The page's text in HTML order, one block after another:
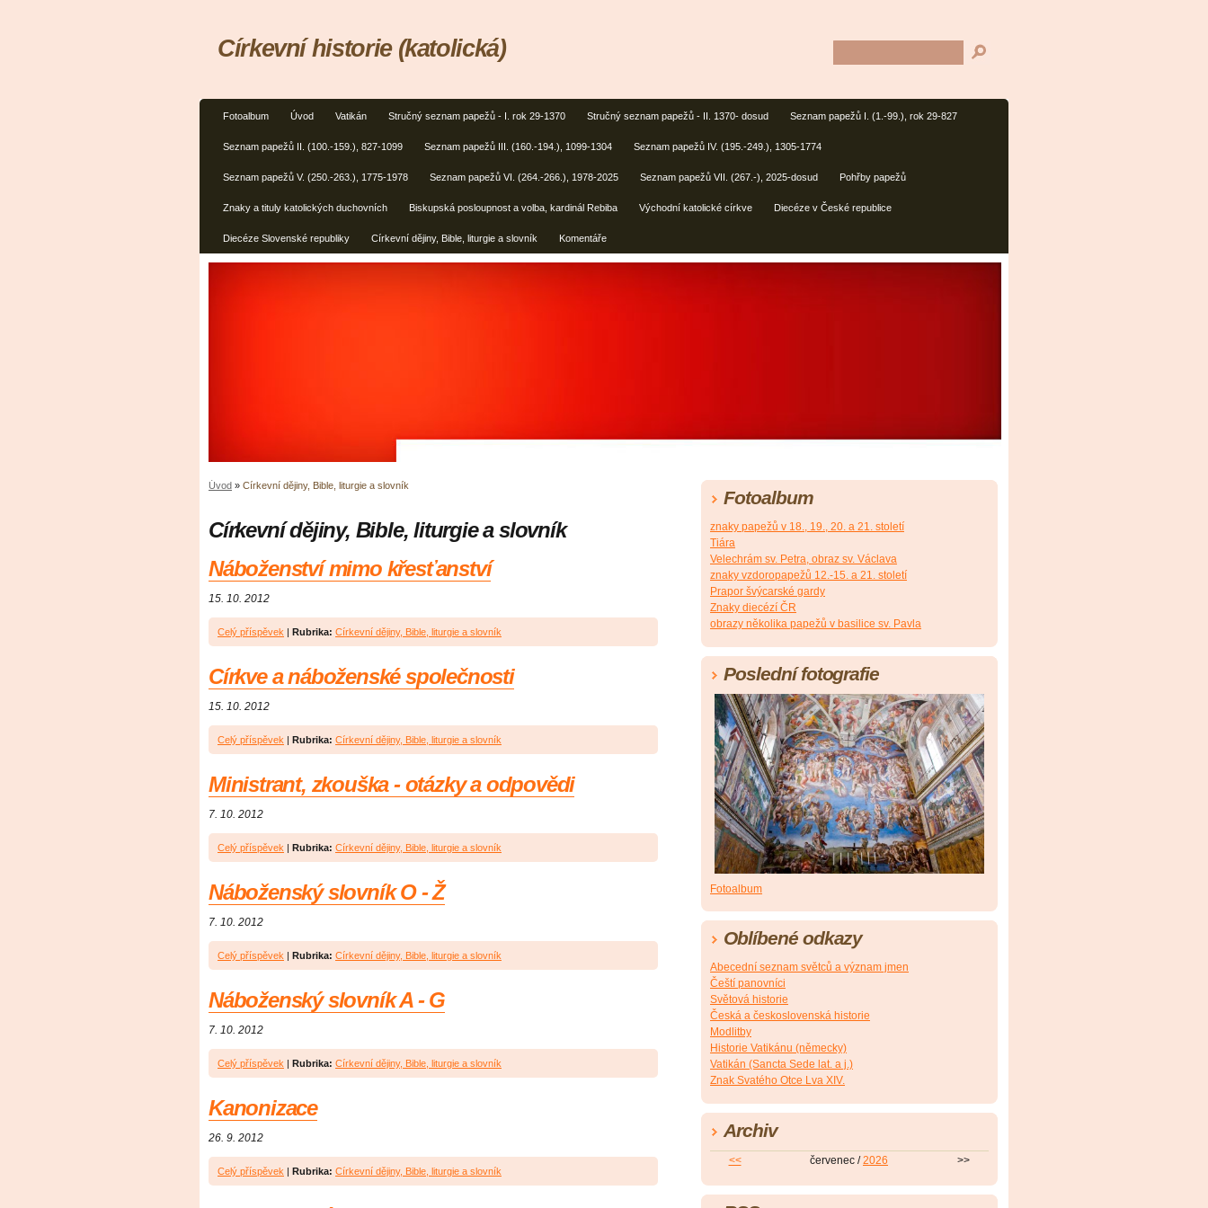
Fotoalbum Úvod Vatikán Stručný seznam papežů - I. rok 29-1370 Stručný seznam papežů - II. 1370- dosud Seznam papežů I. (1.-99.), rok 29-827
Seznam papežů II. (100.-159.), 827-1099 Seznam papežů III. (160.-194.), 1099-1304 Seznam papežů IV. (195.-249.), 1305-1774
Seznam papežů V. (250.-263.), 1775-1978 Seznam papežů VI. (264.-266.), 1978-2025 Seznam papežů VII. (267.-), 2025-dosud Pohřby papežů
Znaky a tituly katolických duchovních Biskupská posloupnost a volba, kardinál Rebiba Východní katolické církve Diecéze v České republice
Diecéze Slovenské republiky Církevní dějiny, Bible, liturgie a slovník Komentáře
Církevní historie (katolická)
Úvod » Církevní dějiny, Bible, liturgie a slovník
Církevní dějiny, Bible, liturgie a slovník
Náboženství mimo křesťanství
15. 10. 2012
Celý příspěvek | Rubrika: Církevní dějiny, Bible, liturgie a slovník
Církve a náboženské společnosti
15. 10. 2012
Celý příspěvek | Rubrika: Církevní dějiny, Bible, liturgie a slovník
Ministrant, zkouška - otázky a odpovědi
7. 10. 2012
Celý příspěvek | Rubrika: Církevní dějiny, Bible, liturgie a slovník
Náboženský slovník O - Ž
7. 10. 2012
Celý příspěvek | Rubrika: Církevní dějiny, Bible, liturgie a slovník
Náboženský slovník A - G
7. 10. 2012
Celý příspěvek | Rubrika: Církevní dějiny, Bible, liturgie a slovník
Kanonizace
26. 9. 2012
Celý příspěvek | Rubrika: Církevní dějiny, Bible, liturgie a slovník
Fotoalbum
znaky papežů v 18., 19., 20. a 21. století
Tiára
Velechrám sv. Petra, obraz sv. Václava
znaky vzdoropapežů 12.-15. a 21. století
Prapor švýcarské gardy
Znaky diecézí ČR
obrazy několika papežů v basilice sv. Pavla
Poslední fotografie
Fotoalbum
Oblíbené odkazy
Abecední seznam světců a význam jmen
Čeští panovníci
Světová historie
Česká a československá historie
Modlitby
Historie Vatikánu (německy)
Vatikán (Sancta Sede lat. a j.)
Znak Svatého Otce Lva XIV.
Archiv
<< červenec /2026 >>